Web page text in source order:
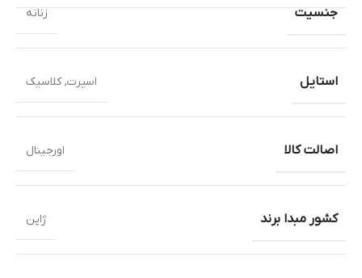
جنسیت زنانه
استایل اسپرت,کلاسیک
اصالت کالا اورجینال
کشور مبدا برند ژاپن